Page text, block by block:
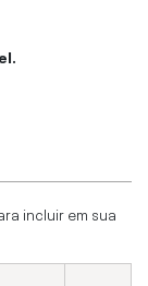
incluir em sua